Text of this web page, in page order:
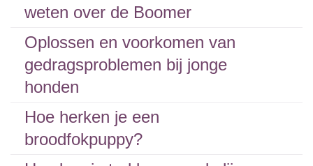
weten over de Boomer
Oplossen en voorkomen van
gedragsproblemen bij jonge
honden
Hoe herken je een
broodfokpuppy?